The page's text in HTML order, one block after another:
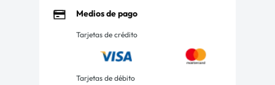
Medios de pago
Tarjetas de crédito
Tarjetas de débito